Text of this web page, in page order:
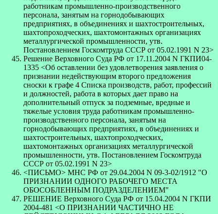
работникам промышленно-производственного
персонала, занятым на горнодобывающих
предприятиях, в объединениях и шахтостроительных,
шахтопроходческих, шахтомонтажных организациях
металлургической промышленности, утв.
Постановлением Госкомтруда СССР от 05.02.1991 N 23>
Решение Верховного Суда РФ от 17.11.2004 N ГКПИ04-
1335 <Об оставлении без удовлетворения заявления о
признании недействующим второго предложения
сноски к графе 4 Списка производств, работ, профессий
и должностей, работа в которых дает право на
дополнительный отпуск за подземные, вредные и
тяжелые условия труда работникам промышленно-
производственного персонала, занятым на
горнодобывающих предприятиях, в объединениях и
шахтостроительных, шахтопроходческих,
шахтомонтажных организациях металлургической
промышленности, утв. Постановлением Госкомтруда
СССР от 05.02.1991 N 23>
<ПИСЬМО> МНС РФ от 29.04.2004 N 09-3-02/1912 "О
ПРИЗНАНИИ ОДНОГО РАБОЧЕГО МЕСТА
ОБОСОБЛЕННЫМ ПОДРАЗДЕЛЕНИЕМ"
РЕШЕНИЕ Верховного Суда РФ от 15.04.2004 N ГКПИ
2004-481 <О ПРИЗНАНИИ ЧАСТИЧНО НЕ